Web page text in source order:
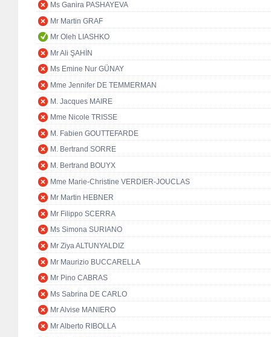
Ms Ganira PASHAYEVA
Mr Martin GRAF
Mr Oleh LIASHKO
Mr Ali ŞAHİN
Ms Emine Nur GÜNAY
Mme Jennifer DE TEMMERMAN
M. Jacques MAIRE
Mme Nicole TRISSE
M. Fabien GOUTTEFARDE
M. Bertrand SORRE
M. Bertrand BOUYX
Mme Marie-Christine VERDIER-JOUCLAS
Mr Martin HEBNER
Mr Filippo SCERRA
Ms Simona SURIANO
Mr Ziya ALTUNYALDIZ
Mr Maurizio BUCCARELLA
Mr Pino CABRAS
Ms Sabrina DE CARLO
Mr Alvise MANIERO
Mr Alberto RIBOLLA